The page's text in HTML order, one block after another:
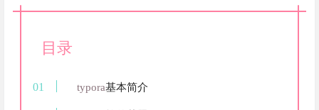
目录
typora基本简介